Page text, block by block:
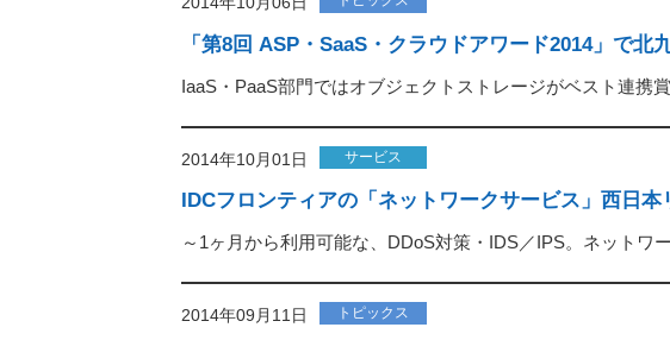
「第8回 ASP・SaaS・クラウドアワード2014」で
IaaS・PaaS部門ではオブジェクトストレージがベスト連携
2014年10月01日 サービス
IDCフロンティアの「ネットワークサービス」西日
～1ヶ月から利用可能な、DDoS対策・IDS／IPS。ネットワ
2014年09月11日 トピックス